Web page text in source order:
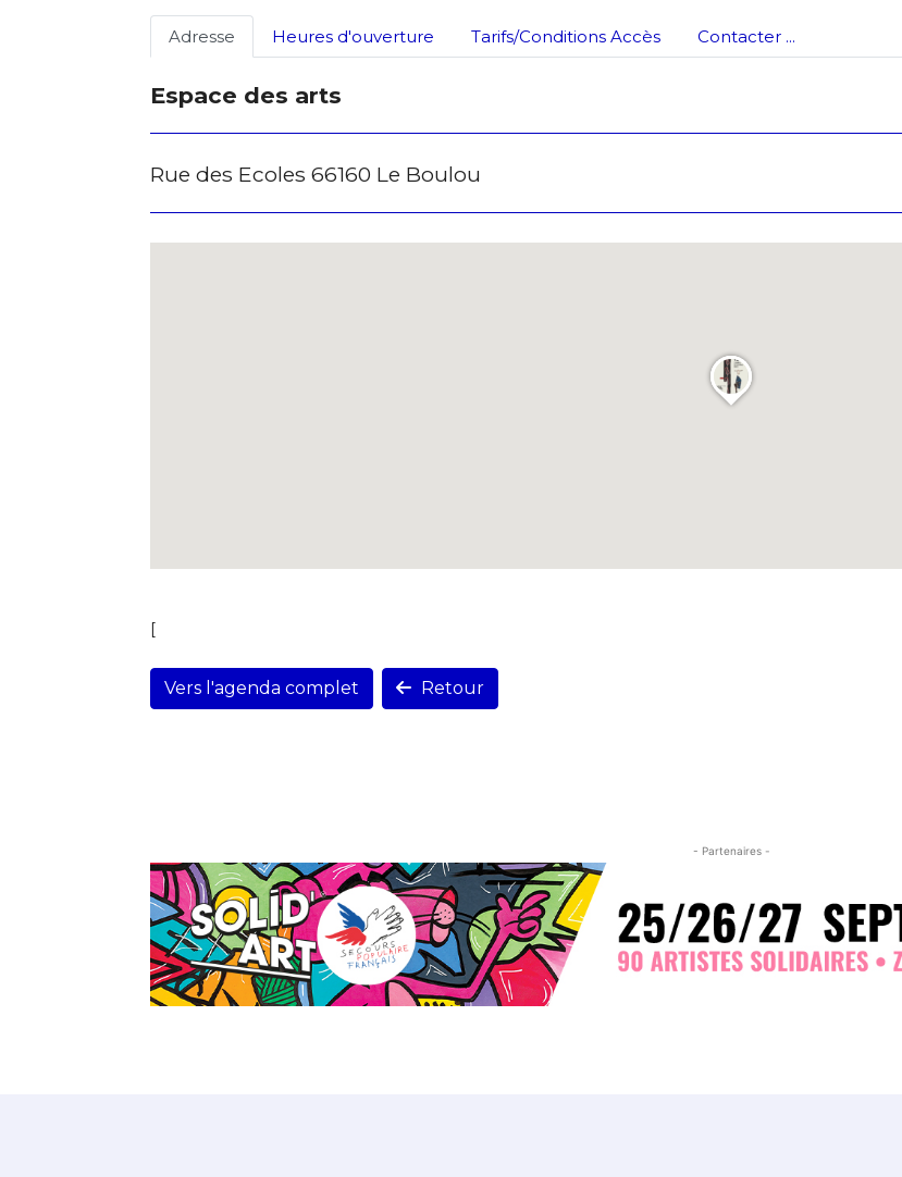
Adresse Heures d'ouverture Tarifs/Conditions Accès Contacter ...
Espace des arts
Rue des Ecoles 66160 Le Boulou
[
Vers l'agenda complet Retour
- Partenaires -